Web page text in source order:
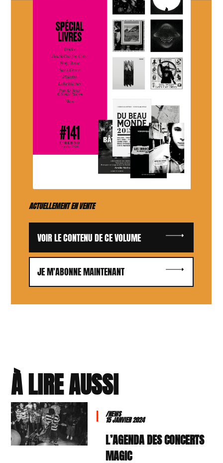
ACTUELLEMENT EN VENTE
VOIR LE CONTENU DE CE VOLUME
JE M'ABONNE MAINTENANT
À LIRE AUSSI
/NEWS
15 JANVIER 2024
L’AGENDA DES CONCERTS
MAGIC